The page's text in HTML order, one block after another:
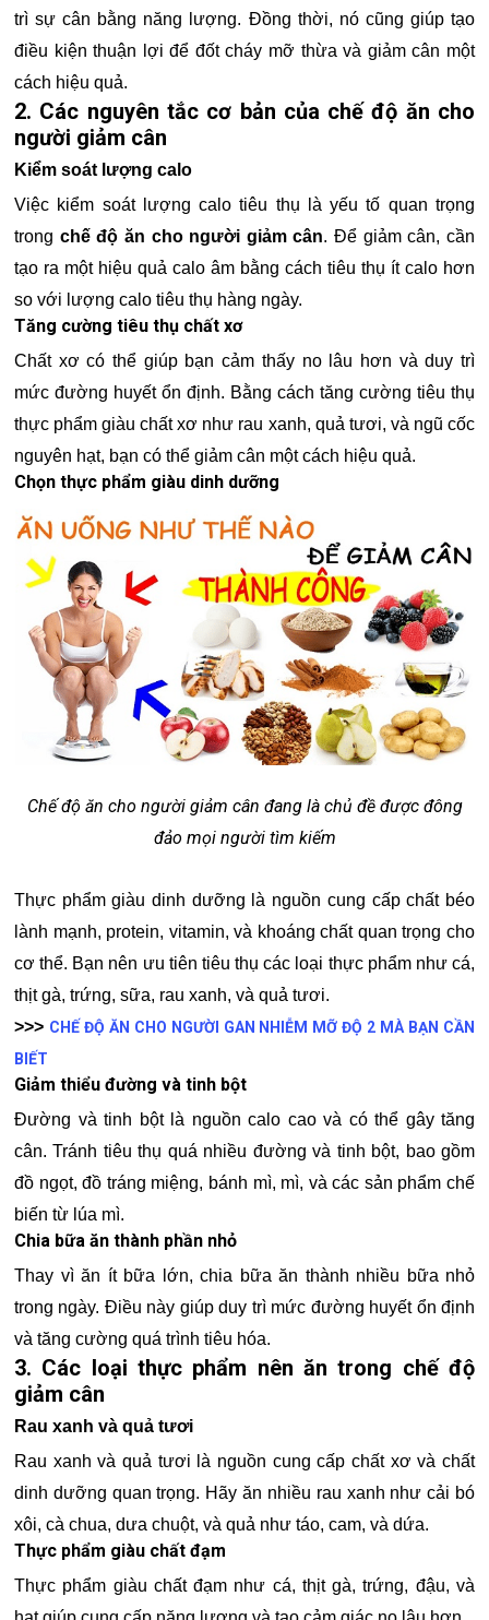
trì sự cân bằng năng lượng. Đồng thời, nó cũng giúp tạo
điều kiện thuận lợi để đốt cháy mỡ thừa và giảm cân một
cách hiệu quả.
2. Các nguyên tắc cơ bản của chế độ ăn cho
người giảm cân
Kiểm soát lượng calo
Việc kiểm soát lượng calo tiêu thụ là yếu tố quan trọng
trong chế độ ăn cho người giảm cân. Để giảm cân, cần
tạo ra một hiệu quả calo âm bằng cách tiêu thụ ít calo hơn
so với lượng calo tiêu thụ hàng ngày.
Tăng cường tiêu thụ chất xơ
Chất xơ có thể giúp bạn cảm thấy no lâu hơn và duy trì
mức đường huyết ổn định. Bằng cách tăng cường tiêu thụ
thực phẩm giàu chất xơ như rau xanh, quả tươi, và ngũ cốc
nguyên hạt, bạn có thể giảm cân một cách hiệu quả.
Chọn thực phẩm giàu dinh dưỡng
Chế độ ăn cho người giảm cân đang là chủ đề được đông
đảo mọi người tìm kiếm
Thực phẩm giàu dinh dưỡng là nguồn cung cấp chất béo
lành mạnh, protein, vitamin, và khoáng chất quan trọng cho
cơ thể. Bạn nên ưu tiên tiêu thụ các loại thực phẩm như cá,
thịt gà, trứng, sữa, rau xanh, và quả tươi.
>>> CHẾ ĐỘ ĂN CHO NGƯỜI GAN NHIỄM MỠ ĐỘ 2 MÀ BẠN CẦN
BIẾT
Giảm thiểu đường và tinh bột
Đường và tinh bột là nguồn calo cao và có thể gây tăng
cân. Tránh tiêu thụ quá nhiều đường và tinh bột, bao gồm
đồ ngọt, đồ tráng miệng, bánh mì, mì, và các sản phẩm chế
biến từ lúa mì.
Chia bữa ăn thành phần nhỏ
Thay vì ăn ít bữa lớn, chia bữa ăn thành nhiều bữa nhỏ
trong ngày. Điều này giúp duy trì mức đường huyết ổn định
và tăng cường quá trình tiêu hóa.
3. Các loại thực phẩm nên ăn trong chế độ
giảm cân
Rau xanh và quả tươi
Rau xanh và quả tươi là nguồn cung cấp chất xơ và chất
dinh dưỡng quan trọng. Hãy ăn nhiều rau xanh như cải bó
xôi, cà chua, dưa chuột, và quả như táo, cam, và dứa.
Thực phẩm giàu chất đạm
Thực phẩm giàu chất đạm như cá, thịt gà, trứng, đậu, và